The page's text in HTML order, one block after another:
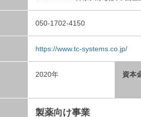
050-1702-4150
https://www.tc-systems.co.jp/
2020年 資本
製薬向け事業